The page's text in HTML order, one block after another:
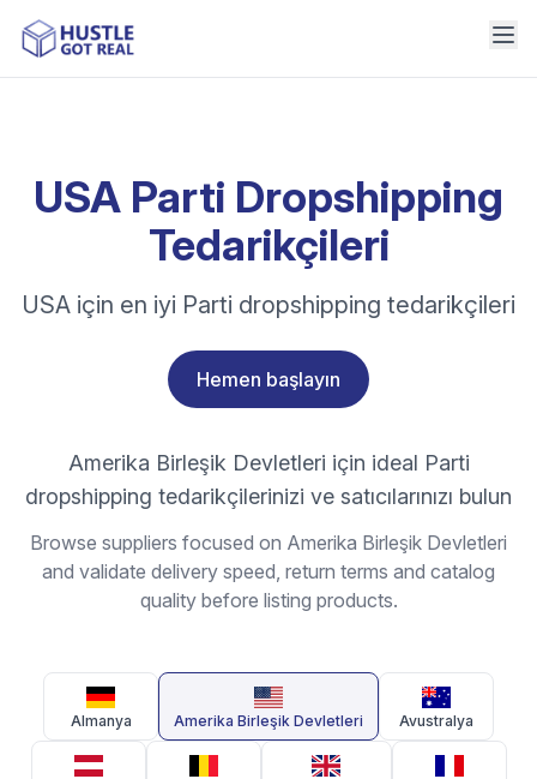
USA Parti Dropshipping
Tedarikçileri
USA için en iyi Parti dropshipping tedarikçileri
Hemen başlayın
Amerika Birleşik Devletleri için ideal Parti
dropshipping tedarikçilerinizi ve satıcılarınızı bulun
Browse suppliers focused on Amerika Birleşik Devletleri
and validate delivery speed, return terms and catalog
quality before listing products.
Almanya Amerika Birleşik Devletleri Avustralya